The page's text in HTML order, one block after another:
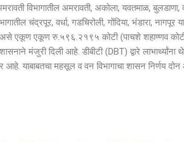
विभागातील अमरावती, अकोला, यवतमाळ, बुलडाणा,
चंद्रपूर, वर्धा, गडचिरोली, गोंदिया, भंडारा, नागपूर या
असे एकूण एकूण रु.५९६.२१९५ कोटी (पाचशे शहाण्णव
मंजुरी दिली आहे. डीबीटी (DBT) द्वारे लाभार्थ्यांना
आहे. याबाबतचा महसूल व वन विभागाचा शासन निर्णय